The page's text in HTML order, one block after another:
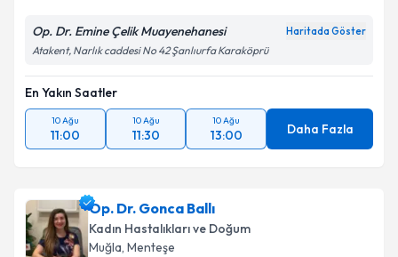
Op. Dr. Emine Çelik Muayenehanesi Haritada Göster
Atakent, Narlık caddesi No 42 Şanlıurfa Karaköprü
En Yakın Saatler
10 Ağu
11:00
10 Ağu
11:30
10 Ağu
13:00 Daha Fazla
Op. Dr. Gonca Ballı
Kadın Hastalıkları ve Doğum
Muğla, Menteşe